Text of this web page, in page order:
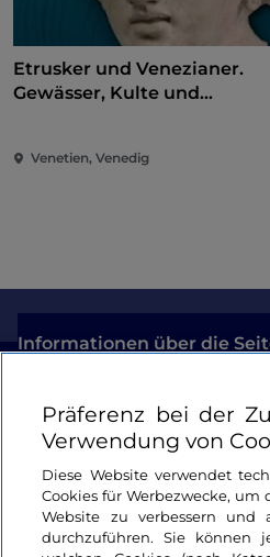
Etrusker und Venezianer.
Gewässer, Kulte und
Venetien, Venedig
Informationen über die
Nützliche Links
Login
Bleiben wir in Kontakt
Präferenz bei der
Verwendung von
Diese Website verwendet
Cookies für Werbezwecke,
Website zu verbessern und
durchzuführen. Sie können